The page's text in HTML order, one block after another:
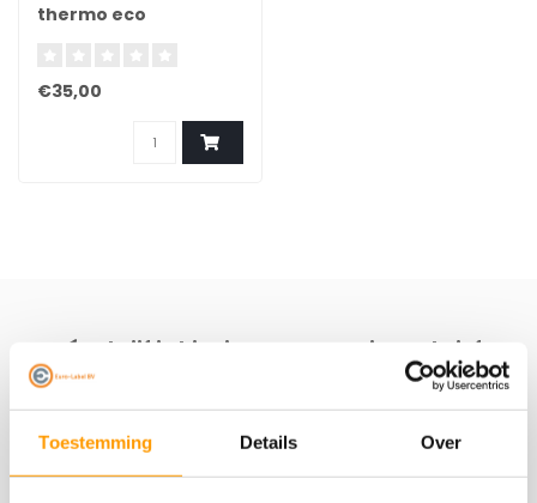
Toestemming Details Over
thermo eco
€35,00
Schrijf je hier in voor onze nieuwsbrief
Ontvang onze nieuwste aanbiedingen en
kortingscodes